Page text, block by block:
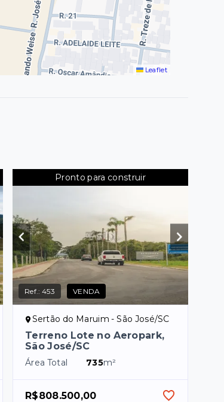
Leaflet
Pronto para construir
Ref.:453 VENDA
Sertão do Maruim - São José/SC
Terreno Lote no Aeropark,
São José/SC
Área Total 735m²
R$808.500,00